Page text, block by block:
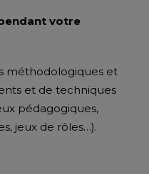
votre
méthodologiques et
et de techniques
pédagogiques,
jeux de rôles…).